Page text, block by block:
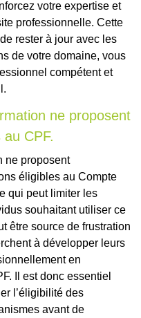
votre expertise et
professionnelle. Cette
rester à jour avec les
de votre domaine, vous
compétent et
ne proposent
CPF.
ne proposent
éligibles au Compte
qui peut limiter les
souhaitant utiliser ce
être source de frustration
à développer leurs
en
Il est donc essentiel
l’éligibilité des
avant de